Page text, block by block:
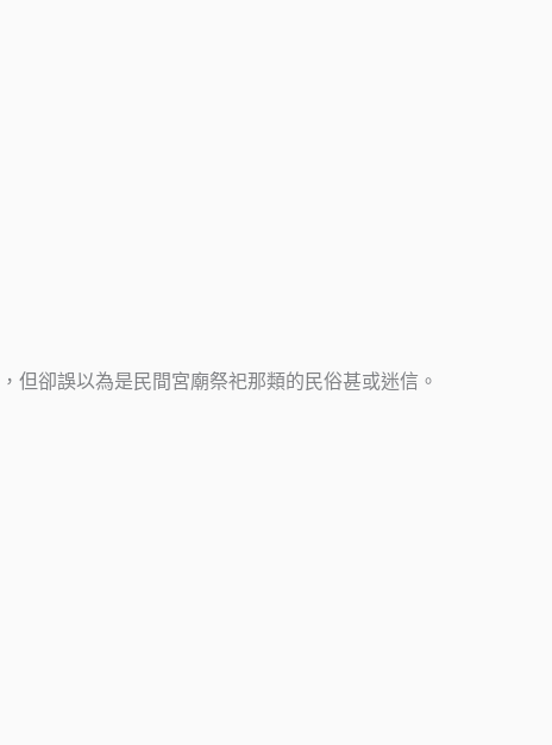
但卻誤以為是民間宮廟祭祀那類的民俗甚或迷信。